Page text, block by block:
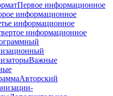
Первое информационное
информационное
информационное
информационное
Важные
Авторский